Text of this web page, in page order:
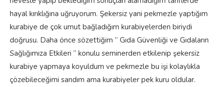
hayal kırıklığına uğruyorum. Şekersiz yani pekmezle yaptığım
kurabiye de çok umut bağladığım kurabiyelerden biriydi
doğrusu. Daha önce sözettiğim ” Gıda Güvenliği ve Gıdaların
Sağlığımıza Etkileri ” konulu seminerden etkilenip şekersiz
kurabiye yapmaya koyuldum ve pekmezle bu işi kolaylıkla
çözebileceğimi sandım ama kurabiyeler pek kuru oldular.